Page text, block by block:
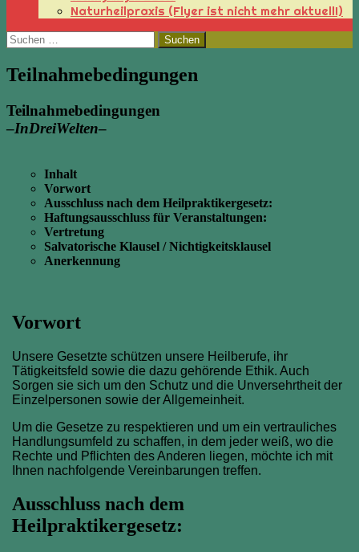
Naturheilpraxis (Flyer ist nicht mehr aktuell!)
Suchen
nach:
Teilnahmebedingungen
Teilnahmebedingungen
–InDreiWelten–
Inhalt
Vorwort
Ausschluss nach dem Heilpraktikergesetz:
Haftungsausschluss für Veranstaltungen:
Vertretung
Salvatorische Klausel / Nichtigkeitsklausel
Anerkennung
Vorwort
Unsere Gesetzte schützen unsere Heilberufe, ihr
Tätigkeitsfeld sowie die dazu gehörende Ethik. Auch
Sorgen sie sich um den Schutz und die Unversehrtheit der
Einzelpersonen sowie der Allgemeinheit.
Um die Gesetze zu respektieren und um ein vertrauliches
Handlungsumfeld zu schaffen, in dem jeder weiß, wo die
Rechte und Pflichten des Anderen liegen, möchte ich mit
Ihnen nachfolgende Vereinbarungen treffen.
Ausschluss nach dem
Heilpraktikergesetz: